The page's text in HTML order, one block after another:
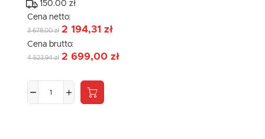
150.00 zł
Cena netto:
3 678,00 zł 2 194,31 zł
Cena brutto:
4 523,94 zł 2 699,00 zł